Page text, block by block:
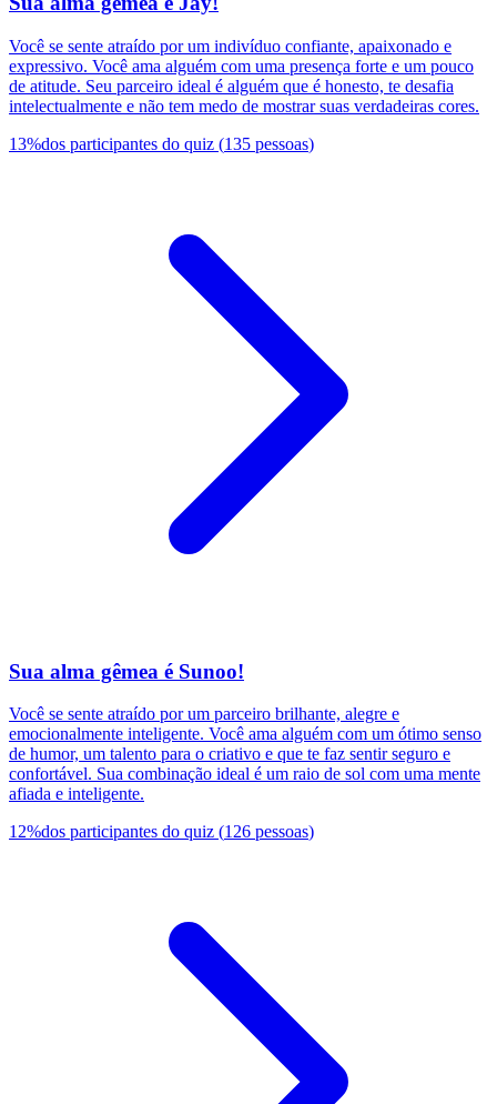
Você se sente atraído por um indivíduo confiante, apaixonado e
expressivo. Você ama alguém com uma presença forte e um pouco
de atitude. Seu parceiro ideal é alguém que é honesto, te desafia
intelectualmente e não tem medo de mostrar suas verdadeiras cores.
13%dos participantes do quiz (135 pessoas)
Sua alma gêmea é Sunoo!
Você se sente atraído por um parceiro brilhante, alegre e
emocionalmente inteligente. Você ama alguém com um ótimo senso
de humor, um talento para o criativo e que te faz sentir seguro e
confortável. Sua combinação ideal é um raio de sol com uma mente
afiada e inteligente.
12%dos participantes do quiz (126 pessoas)